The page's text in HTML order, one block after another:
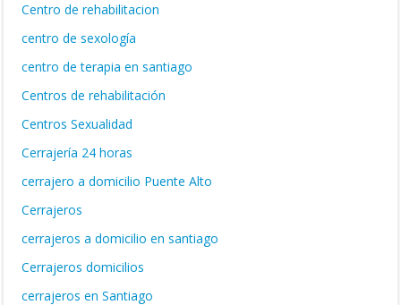
Centro de rehabilitacion
centro de sexología
centro de terapia en santiago
Centros de rehabilitación
Centros Sexualidad
Cerrajería 24 horas
cerrajero a domicilio Puente Alto
Cerrajeros
cerrajeros a domicilio en santiago
Cerrajeros domicilios
cerrajeros en Santiago